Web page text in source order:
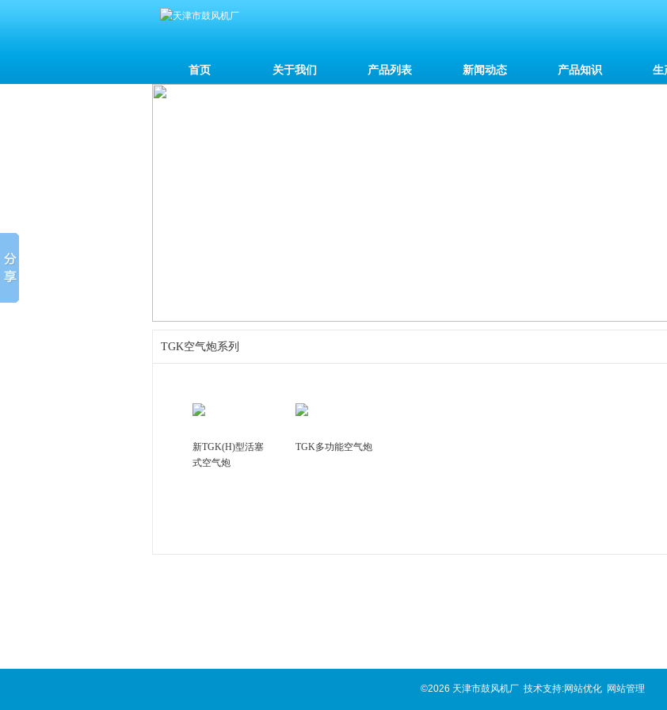
首页 关于我们 产品列表 新闻动态 产品知识 生
TGK空气炮系列
新TGK(H)型活塞
式空气炮
TGK多功能空气炮
©2026 天津市鼓风机厂 技术支持:网站优化 网站管理